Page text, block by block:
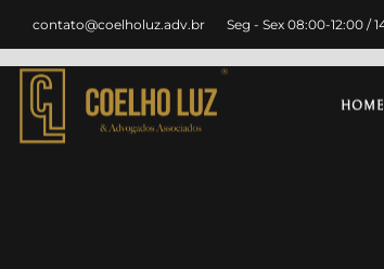
contato@coelholuz.adv.br Seg - Sex 08:00-12:00 /
HOME